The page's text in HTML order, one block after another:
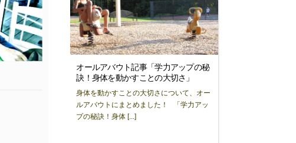
オールアバウト記事「学力アップの秘
訣！身体を動かすことの大切さ」
身体を動かすことの大切さについて、オー
ルアバウトにまとめました！ 「学力アッ
プの秘訣！身体 [...]